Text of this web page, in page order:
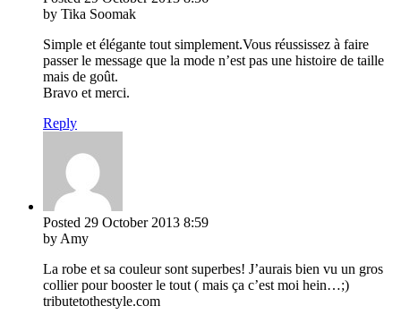
by Tika Soomak
Simple et élégante tout simplement.Vous réussissez à faire
passer le message que la mode n’est pas une histoire de taille
mais de goût.
Bravo et merci.
Reply
Posted 29 October 2013 8:59
by Amy
La robe et sa couleur sont superbes! J’aurais bien vu un gros
collier pour booster le tout ( mais ça c’est moi hein…;)
tributetothestyle.com